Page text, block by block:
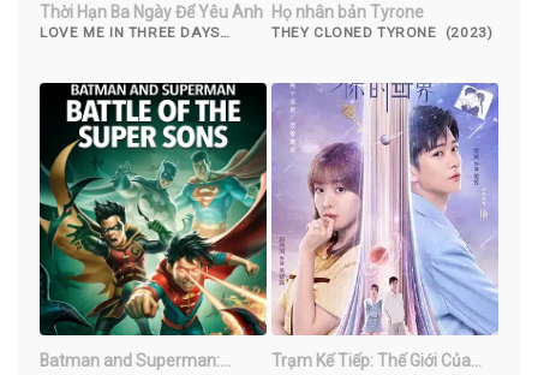
Thời Hạn Ba Ngày Để Yêu Anh
LOVE ME IN THREE DAYS
Họ nhân bản Tyrone
THEY CLONED TYRONE (2023)
Batman and Superman:
Trạm Kế Tiếp: Thế Giới Của